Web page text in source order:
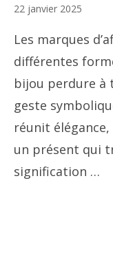
22 janvier 2025
Les marques
différentes
bijou perdure à
geste
réunit
un présent qui
signification …